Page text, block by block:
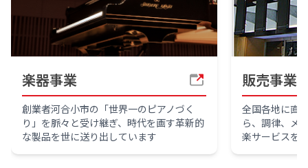
楽器事業
創業者河合小市の「世界一のピアノづく
り」を脈々と受け継ぎ、時代を画す革新的
な製品を世に送り出しています
販売事業
全国各地に直
ら、調律、メ
楽サービスを